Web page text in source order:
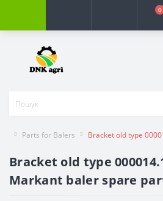
0
Parts for Balers Bracket old type
Bracket old type
Markant baler spare